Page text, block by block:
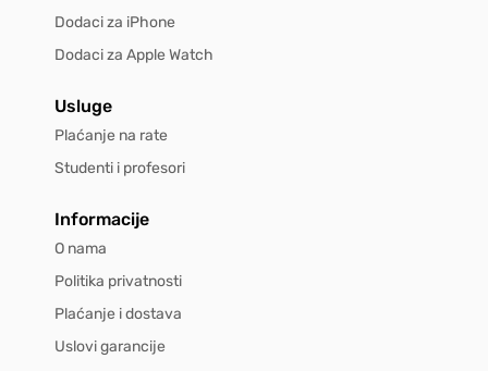
Dodaci za iPhone
Dodaci za Apple Watch
Usluge
Plaćanje na rate
Studenti i profesori
Informacije
O nama
Politika privatnosti
Plaćanje i dostava
Uslovi garancije